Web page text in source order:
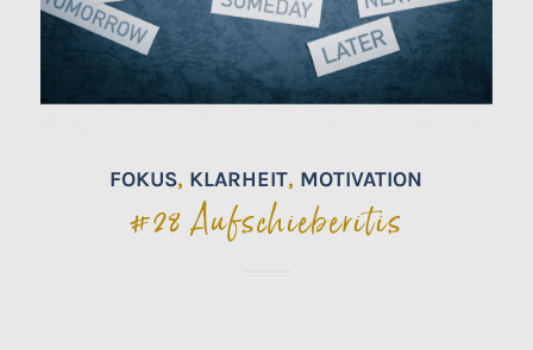
FOKUS, KLARHEIT, MOTIVATION
#28 Aufschieberitis